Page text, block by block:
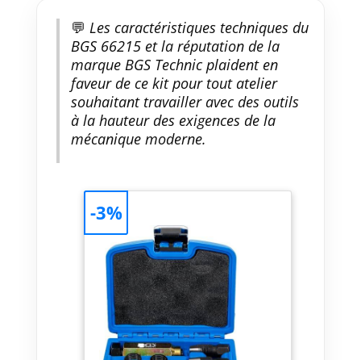
💬 Les caractéristiques techniques du
BGS 66215 et la réputation de la
marque BGS Technic plaident en
faveur de ce kit pour tout atelier
souhaitant travailler avec des outils
à la hauteur des exigences de la
mécanique moderne.
-3%